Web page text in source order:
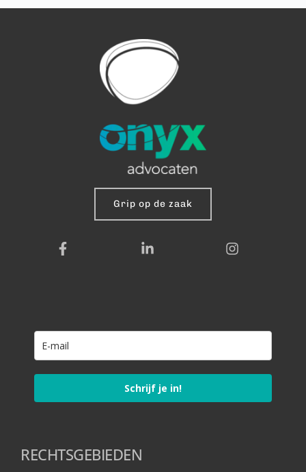
Grip op de zaak
Schrijf je in!
RECHTSGEBIEDEN